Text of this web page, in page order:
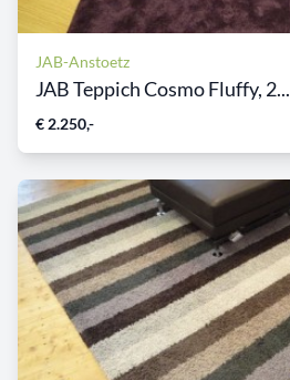
JAB-Anstoetz
JAB Teppich Cosmo Fluffy, 2...
€ 2.250,-